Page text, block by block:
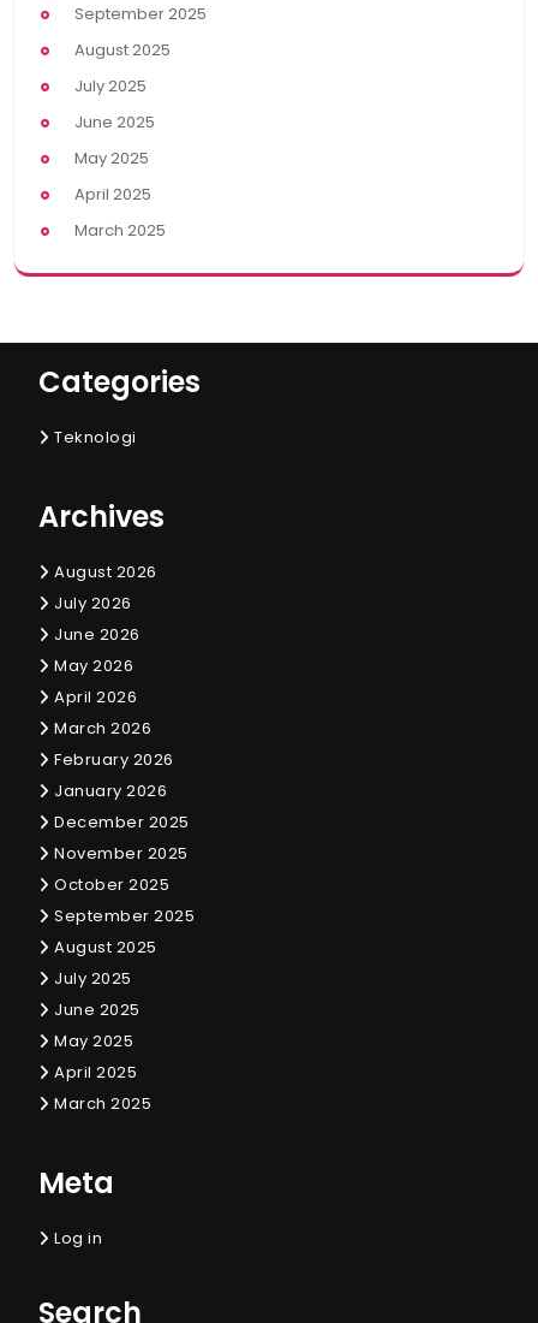
September 2025
August 2025
July 2025
June 2025
May 2025
April 2025
March 2025
Categories
Teknologi
Archives
August 2026
July 2026
June 2026
May 2026
April 2026
March 2026
February 2026
January 2026
December 2025
November 2025
October 2025
September 2025
August 2025
July 2025
June 2025
May 2025
April 2025
March 2025
Meta
Log in
Search